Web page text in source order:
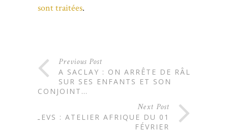
sont traitées.
Previous Post
A SACLAY : ON ARRÊTE DE RÂLER
SUR SES ENFANTS ET SON
CONJOINT…
Next Post
AILEVS : ATELIER AFRIQUE DU 01
FÉVRIER